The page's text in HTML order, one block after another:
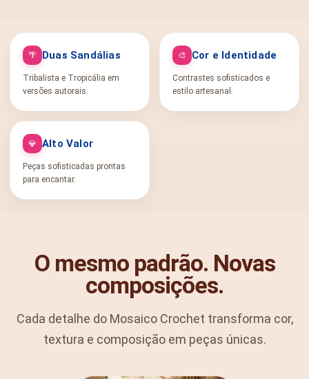
🌴 Duas Sandálias
Tribalista e Tropicália em
versões autorais.
🎨 Cor e Identidade
Contrastes sofisticados e
estilo artesanal.
💎 Alto Valor
Peças sofisticadas prontas
para encantar.
O mesmo padrão. Novas
composições.
Cada detalhe do Mosaico Crochet transforma cor,
textura e composição em peças únicas.